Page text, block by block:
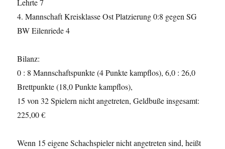
Lehrte 7
4. Mannschaft Kreisklasse Ost Platzierung 0:8 gegen SG
BW Eilenriede 4
Bilanz:
0 : 8 Mannschaftspunkte (4 Punkte kampflos), 6,0 : 26,0
Brettpunkte (18,0 Punkte kampflos),
15 von 32 Spielern nicht angetreten, Geldbuße insgesamt:
225,00 €
Wenn 15 eigene Schachspieler nicht angetreten sind, heißt